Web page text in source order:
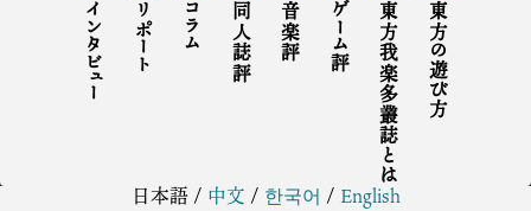
インタビュー リポート コラム 同人誌評 音楽評 ゲーム評 東方我楽多叢誌とは 東方の遊び方
日本語/ 中文 / 한국어 / English